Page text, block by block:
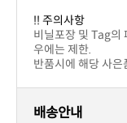
!! 주의사항
우에는 제한.
반품시에 해당 사
배송안내